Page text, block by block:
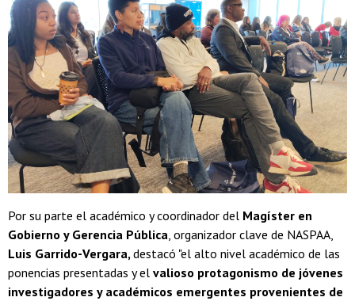
Por su parte el académico y coordinador del Magíster en
Gobierno y Gerencia Pública , organizador clave de NASPAA,
Luis Garrido-Vergara, destacó "el alto nivel académico de las
ponencias presentadas y el valioso protagonismo de jóvenes
investigadores y académicos emergentes provenientes de